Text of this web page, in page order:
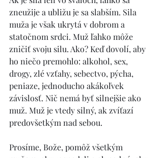
zneužije a ubližu je sa slabším. Sila
muža je však ukrytá v dobrom a
statočnom srdci. Muž ľahko môže
zničiť svoju silu. Ako? Keď dovolí, aby
ho niečo premohlo: alkohol, sex,
drogy, zlé vzťahy, sebectvo, pýcha,
peniaze, jednoducho akákoľvek
závislosť. Nič nemá byť silnejšie ako
muž. Muž je vtedy silný, ak zvíťazí
predovšetkým nad sebou.
Prosíme, Bože, pomôž všetkým